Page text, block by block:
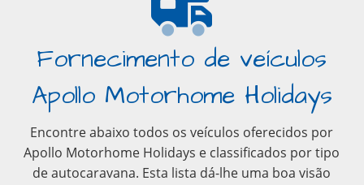
Fornecimento de veículos
Apollo Motorhome Holidays
Encontre abaixo todos os veículos oferecidos por
Apollo Motorhome Holidays e classificados por tipo
de autocaravana. Esta lista dá-lhe uma boa visão